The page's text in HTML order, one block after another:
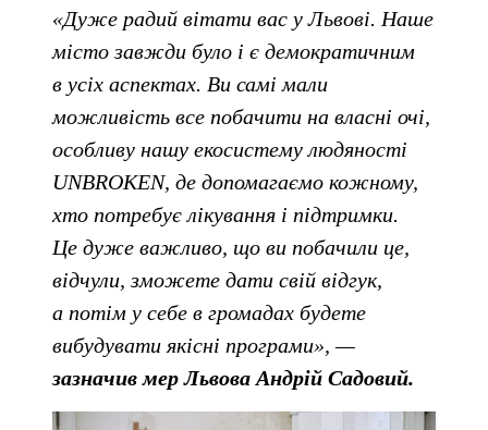
«Дуже радий вітати вас у Львові. Наше
місто завжди було і є демократичним
в усіх аспектах. Ви самі мали
можливість все побачити на власні очі,
особливу нашу екосистему людяності
UNBROKEN, де допомагаємо кожному,
хто потребує лікування і підтримки.
Це дуже важливо, що ви побачили це,
відчули, зможете дати свій відгук,
а потім у себе в громадах будете
вибудувати якісні програми», —
зазначив мер Львова Андрій Садовий.